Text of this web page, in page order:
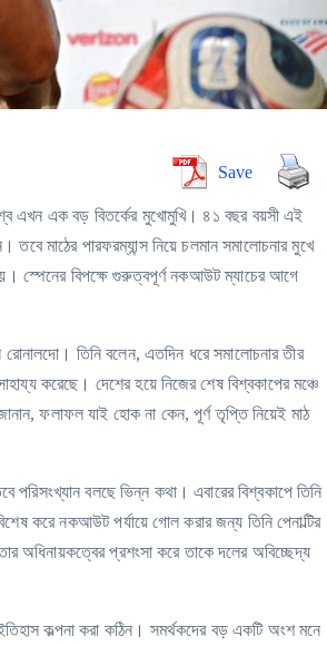
Save
এখন এক বড় বিতর্কের মুখোমুখি। ৪১ বছর বয়সী এই
মাঠের পারফরম্যান্স নিয়ে চলমান সমালোচনার মুখে
স্পেনের বিপক্ষে গুরুত্বপূর্ণ নকআউট ম্যাচের আগে
তিনি বলেন, এতদিন ধরে সমালোচনার তীর
করেছে। দেশের হয়ে নিজের শেষ বিশ্বকাপের মঞ্চে
ফলাফল যাই হোক না কেন, পূর্ণ তৃপ্তি নিয়েই মাঠ
পরিসংখ্যান বলছে ভিন্ন কথা। এবারের বিশ্বকাপে তিনি
করে নকআউট পর্যায়ে গোল করার জন্য তিনি পেনাল্টির
অধিনায়কত্বের প্রশংসা করে তাকে দলের অবিচ্ছেদ্য
কল্পনা করা কঠিন। সমর্থকদের বড় একটি অংশ মনে